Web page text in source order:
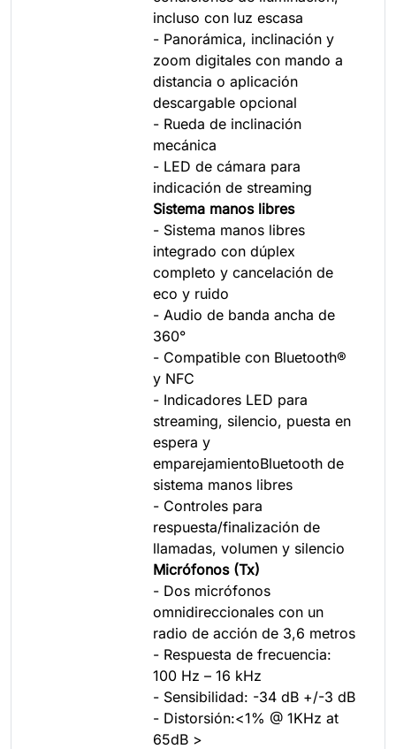
incluso con luz escasa
- Panorámica, inclinación y
zoom digitales con mando a
distancia o aplicación
descargable opcional
- Rueda de inclinación
mecánica
- LED de cámara para
indicación de streaming
Sistema manos libres
- Sistema manos libres
integrado con dúplex
completo y cancelación de
eco y ruido
- Audio de banda ancha de
360°
- Compatible con Bluetooth®
y NFC
- Indicadores LED para
streaming, silencio, puesta en
espera y
emparejamientoBluetooth de
sistema manos libres
- Controles para
respuesta/finalización de
llamadas, volumen y silencio
Micrófonos (Tx)
- Dos micrófonos
omnidireccionales con un
radio de acción de 3,6 metros
- Respuesta de frecuencia:
100 Hz – 16 kHz
- Sensibilidad: -34 dB +/-3 dB
- Distorsión:<1% @ 1KHz at
65dB >